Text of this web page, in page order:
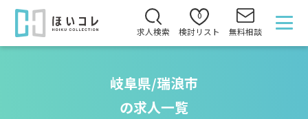
求人検索
0
検討リスト 無料相談
岐阜県/瑞浪市
の求人一覧